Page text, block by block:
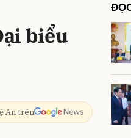
biểu
An trên